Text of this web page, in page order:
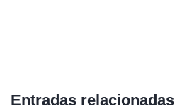
Entradas relacionadas